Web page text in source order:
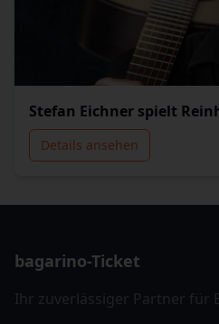
Stefan Eichner spielt
Details ansehen
bagarino-Ticket
Ihr zuverlässiger Partner für